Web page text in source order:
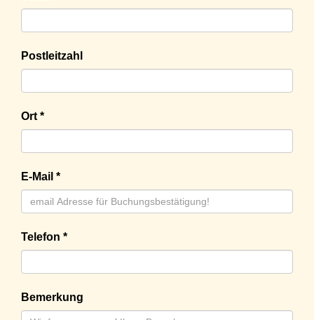
Postleitzahl
Ort *
E-Mail *
Telefon *
Bemerkung